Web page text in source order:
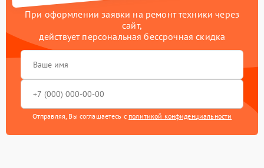
При оформлении заявки на ремонт техники через
сайт,
действует персональная бессрочная скидка
Отправляя, Вы соглашаетесь с политикой конфиденциальности